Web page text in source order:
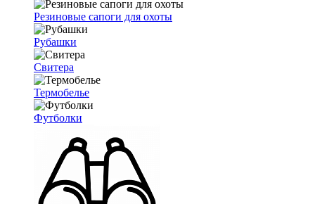
Резиновые сапоги для охоты
Рубашки
Свитера
Термобелье
Футболки